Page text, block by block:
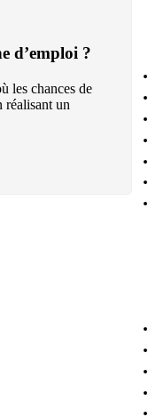
d’emploi ?
les chances de
réalisant un